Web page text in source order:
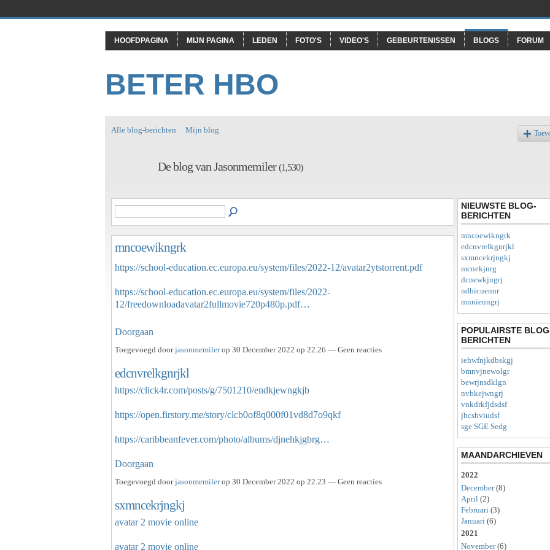
HOOFDPAGINA MIJN PAGINA LEDEN FOTO'S VIDEO'S GEBEURTENISSEN BLOGS FORUM
BETER HBO
Alle blog-berichten Mijn blog
De blog van Jasonmemiler(1,530)
mncoewikngrk
https://school-education.ec.europa.eu/system/files/2022-12/avatar2ytstorrent.pdf
https://school-education.ec.europa.eu/system/files/2022-
12/freedownloadavatar2fullmovie720p480p.pdf…
Doorgaan
Toegevoegd doorjasonmemilerop 30 December 2022 op 22.26 — Geen reacties
edcnvrelkgnrjkl
https://click4r.com/posts/g/7501210/endkjewngkjb
https://open.firstory.me/story/clcb0of8q000f01vd8d7o9qkf
https://caribbeanfever.com/photo/albums/djnehkjgbrg…
Doorgaan
Toegevoegd doorjasonmemilerop 30 December 2022 op 22.23 — Geen reacties
sxmncekrjngkj
avatar 2 movie online
avatar 2 movie online
NIEUWSTE BLOG-
BERICHTEN
mncoewikngrk
edcnvrelkgnrjkl
sxmncekrjngkj
mcnekjnrg
dcnewkjngrj
ndbicuenur
mnnieungrj
POPULAIRSTE
BERICHTEN
iehwfnjkdbskgj
bmnvjnewolgr
bewrjnsdklgn
nvbkejwngrj
vnkdrkfjdsdsf
jbcshviudsf
sge SGE Sedg
MAANDARCHIEVEN
2022
December(8)
April (2)
Februari (3)
Januari (6)
2021
November(6)